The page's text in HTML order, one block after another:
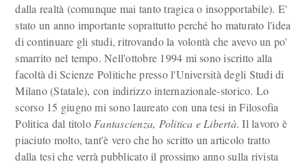
dalla realtà (comunque mai tanto tragica o insopportabile). E'
stato un anno importante soprattutto perché ho maturato l'idea
di continuare gli studi, ritrovando la volontà che avevo un po'
smarrito nel tempo. Nell'ottobre 1994 mi sono iscritto alla
facoltà di Scienze Politiche presso l'Università degli Studi di
Milano (Statale), con indirizzo internazionale-storico. Lo
scorso 15 giugno mi sono laureato con una tesi in Filosofia
Politica dal titolo Fantascienza, Politica e Libertà. Il lavoro è
piaciuto molto, tant'è vero che ho scritto un articolo tratto
dalla tesi che verrà pubblicato il prossimo anno sulla rivista